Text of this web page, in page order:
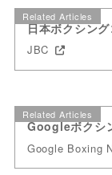
Related Articles
日本ボクシン
JBC
Related Articles
Googleボクシ
Google Boxing